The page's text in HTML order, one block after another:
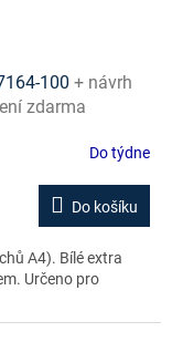
100 + návrh
zdarma
Do týdne
Do košíku
A4). Bílé extra
Určeno pro